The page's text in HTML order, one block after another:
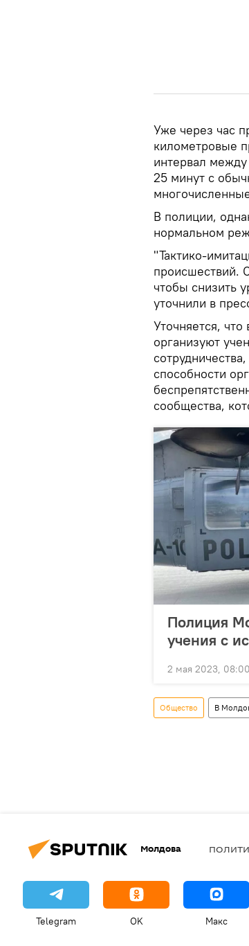
Уже через час
километровые
интервал
25 минут с
В полиции,
нормальном
"Тактико-
происшествий.
чтобы снизить
уточнили в
Уточняется,
организуют
способности
сообщества,
Полиция
учения с
2 мая 2023, 08:00
Общество В
Молдова
Telegram OK Макс